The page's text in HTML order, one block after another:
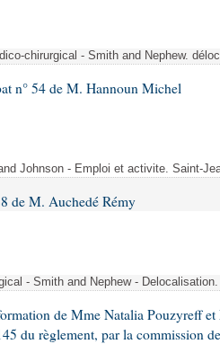
chirurgical - Smith and Nephew.
n° 54 de M. Hannoun Michel
Johnson - Emploi et activite. Saint-
de M. Auchedé Rémy
- Smith and Nephew -
de Mme Natalia Pouzyreff
du règlement, par la commission